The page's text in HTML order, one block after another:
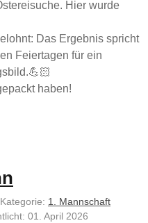
Hier wurde
Das Ergebnis spricht
Feiertagen für ein
haben!
Kategorie: 1. Mannschaft
01. April 2026